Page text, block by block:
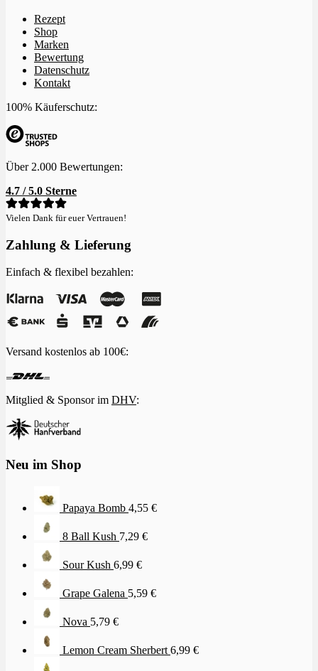
Rezept
Shop
Marken
Bewertung
Datenschutz
Kontakt
100% Käuferschutz:
Über 2.000 Bewertungen:
4.7 / 5.0 Sterne
Vielen Dank für euer Vertrauen!
Zahlung & Lieferung
Einfach & flexibel bezahlen:
Versand kostenlos ab 100€:
Mitglied & Sponsor im DHV:
Neu im Shop
Papaya Bomb 4,55 €
8 Ball Kush 7,29 €
Sour Kush 6,99 €
Grape Galena 5,59 €
Nova 5,79 €
Lemon Cream Sherbert 6,99 €